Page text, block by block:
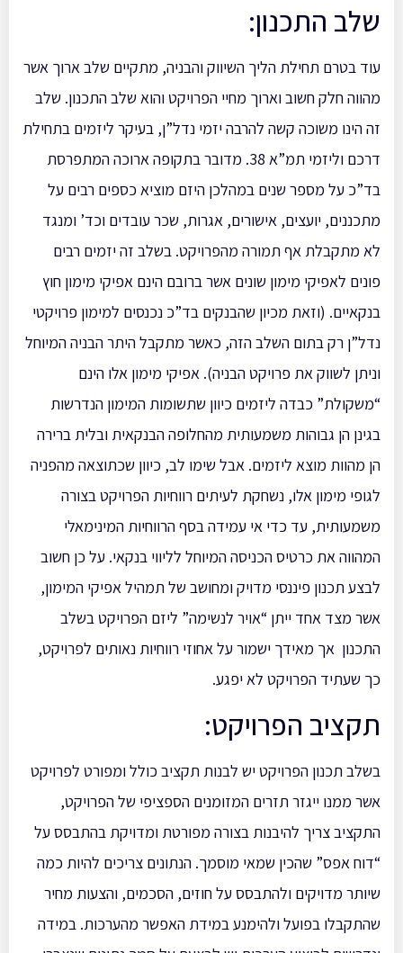
שלב התכנון:
עוד בטרם תחילת הליך השיווק והבניה, מתקיים שלב ארוך אשר
מהווה חלק חשוב וארוך מחיי הפרויקט והוא שלב התכנון. שלב
זה הינו משוכה קשה להרבה יזמי נדל”ן, בעיקר ליזמים בתחילת
דרכם וליזמי תמ”א 38. מדובר בתקופה ארוכה המתפרסת
בד”כ על מספר שנים במהלכן היזם מוציא כספים רבים על
מתכננים, יועצים, אישורים, אגרות, שכר עובדים וכד’ ומנגד
לא מתקבלת אף תמורה מהפרויקט. בשלב זה יזמים רבים
פונים לאפיקי מימון שונים אשר ברובם הינם אפיקי מימון חוץ
בנקאיים. (וזאת מכיון שהבנקים בד”כ נכנסים למימון פרויקטי
נדל”ן רק בתום השלב הזה, כאשר מתקבל היתר הבניה המיוחל
וניתן לשווק את פרויקט הבניה). אפיקי מימון אלו הינם
“משקולת” כבדה ליזמים כיוון שתשומות המימון הנדרשות
בגינן הן גבוהות משמעותית מהחלופה הבנקאית ובלית ברירה
הן מהוות מוצא ליזמים. אבל שימו לב, כיוון שכתוצאה מהפניה
לגופי מימון אלו, נשחקת לעיתים רווחיות הפרויקט בצורה
משמעותית, עד כדי אי עמידה בסף הרווחיות המינימאלי
המהווה את כרטיס הכניסה המיוחל לליווי בנקאי. על כן חשוב
לבצע תכנון פיננסי מדויק ומחושב של תמהיל אפיקי המימון,
אשר מצד אחד ייתן “אויר לנשימה” ליזם הפרויקט בשלב
התכנון אך מאידך ישמור על אחוזי רווחיות נאותים לפרויקט,
כך שעתיד הפרויקט לא יפגע.
תקציב הפרויקט:
בשלב תכנון הפרויקט יש לבנות תקציב כולל ומפורט לפרויקט
אשר ממנו ייגזר תזרים המזומנים הספציפי של הפרויקט,
התקציב צריך להיבנות בצורה מפורטת ומדויקת בהתבסס על
“דוח אפס” שהכין שמאי מוסמך. הנתונים צריכים להיות כמה
שיותר מדויקים ולהתבסס על חוזים, הסכמים, והצעות מחיר
שהתקבלו בפועל ולהימנע במידת האפשר מהערכות. במידה